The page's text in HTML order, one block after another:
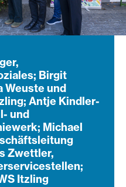
Birgit
Weuste und
Antje Kindler-
und
Michael
Zwettler,
Itzling